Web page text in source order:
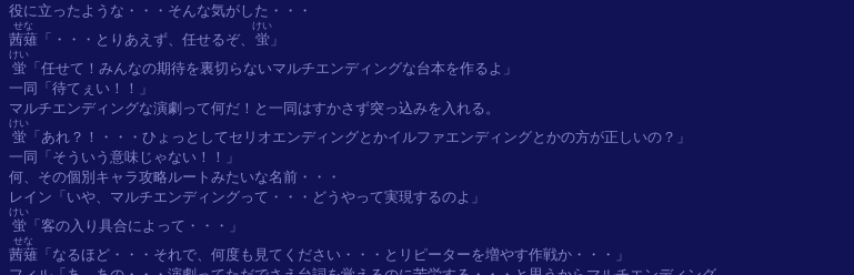
茜薙
せな
「・・・とりあえず、任せるぞ、 蛍
けい
蛍
けい
「任せて！みんなの期待を裏切らないマルチエンディングな台本を作るよ」
一同「待てぇい！！」
蛍
けい
「あれ？！・・・ひょっとしてセリオエンディングとかイルファエンディングとかの方が正しいの？」
一同「そういう意味じゃない！！」
何、その個別キャラ攻略ルートみたいな名前・・・
蛍
けい
茜薙
せな
「なるほど・・・それで、何度も見てください・・・とリピーターを増やす作戦か・・・」